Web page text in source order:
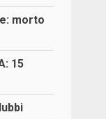
morto
15